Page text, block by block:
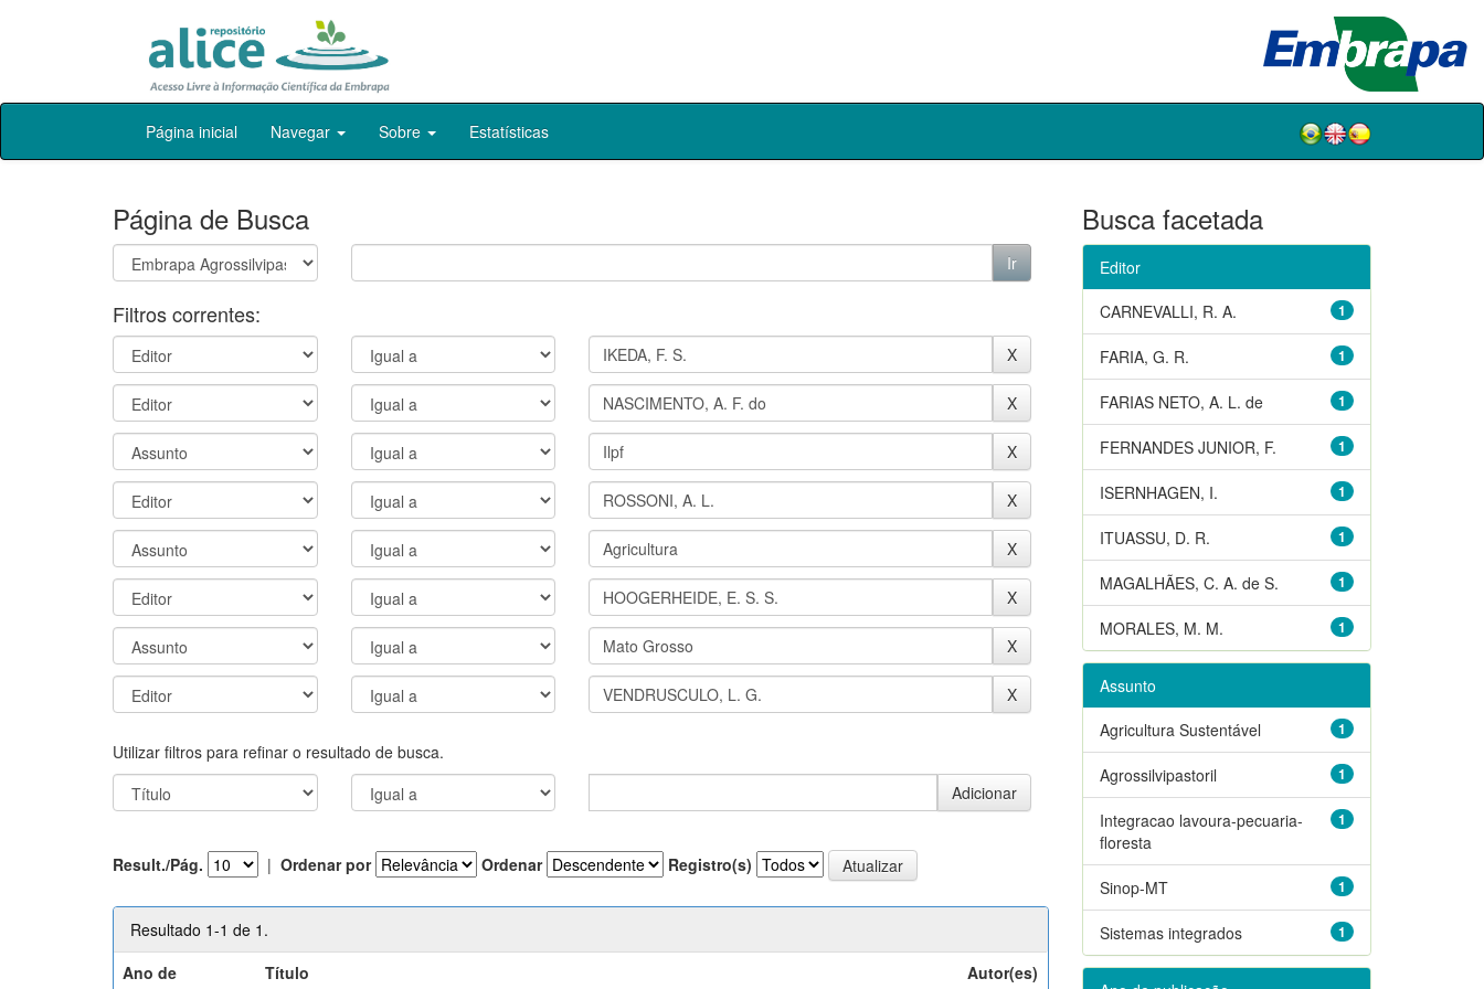
Skip
Página inicial Navegar Sobre Estatísticas
Página de Busca
Filtros correntes:
Utilizar filtros para refinar o resultado de busca.
Result./Pág. | Ordenar por Ordenar Registro(s)
Resultado 1-1 de 1.
Ano de
Título Autor(es)
Busca facetada
Editor
1
CARNEVALLI, R. A.
1
FARIA, G. R.
1
FARIAS NETO, A. L. de
1
FERNANDES JUNIOR, F.
1
ISERNHAGEN, I.
1
ITUASSU, D. R.
1
MAGALHÃES, C. A. de S.
1
MORALES, M. M.
Assunto
1
Agricultura Sustentável
1
Agrossilvipastoril
1
Integracao lavoura-pecuaria-
floresta
1
Sinop-MT
1
Sistemas integrados